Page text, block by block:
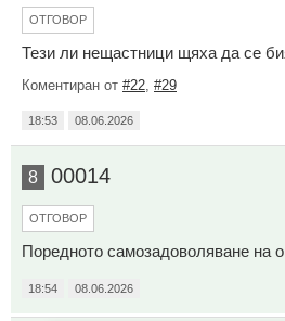
ОТГОВОР
Тези ли нещастници щяха да се
Коментиран от #22 #29
18:53 08.06.2026
8 00014
ОТГОВОР
Поредното самозадоволяване на
18:54 08.06.2026